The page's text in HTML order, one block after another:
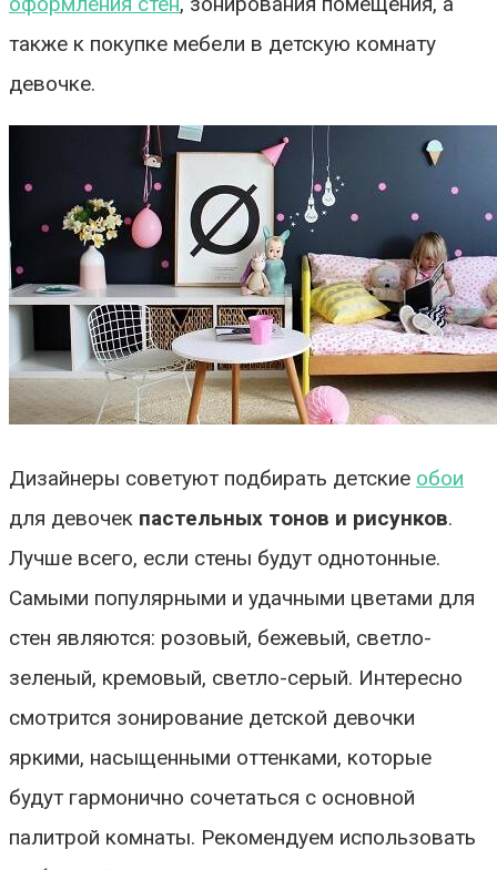
также к покупке мебели в детскую комнату
девочке.
Дизайнеры советуют подбирать детские обои
для девочек пастельных тонов и рисунков.
Лучше всего, если стены будут однотонные.
Самыми популярными и удачными цветами для
стен являются: розовый, бежевый, светло-
зеленый, кремовый, светло-серый. Интересно
смотрится зонирование детской девочки
яркими, насыщенными оттенками, которые
будут гармонично сочетаться с основной
палитрой комнаты. Рекомендуем использовать